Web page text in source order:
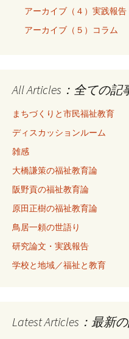
アーカイブ（４）実践報告
アーカイブ（５）コラム
All Articles：全ての
まちづくりと市民福祉教育
ディスカッションルーム
雑感
大橋謙策の福祉教育論
阪野貢の福祉教育論
原田正樹の福祉教育論
鳥居一頼の世語り
研究論文・実践報告
学校と地域／福祉と教育
Latest Articles：最新